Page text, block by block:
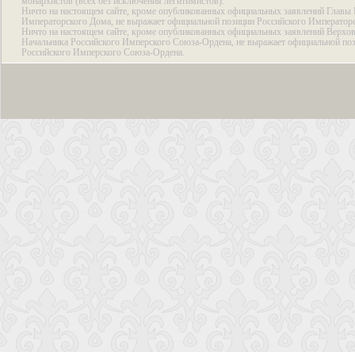
Ничто на настоящем сайте, кроме опубликованных официальных заявлений Главы
Императорского Дома, не выражает официальной позиции Российского
Ничто на настоящем сайте, кроме опубликованных официальных заявлений
Начальника Российского Имперского Союза-Ордена, не выражает официальной
Российского Имперского Союза-Ордена.